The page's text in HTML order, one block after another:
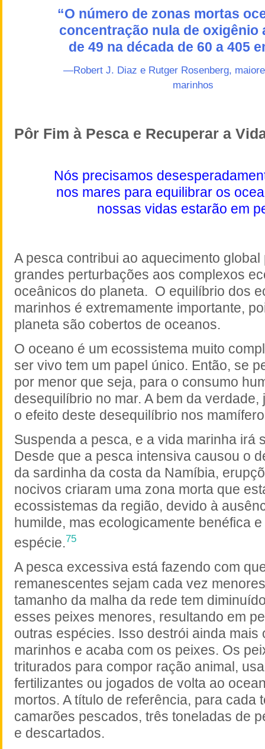
“O número de zonas mortas
concentração nula de oxigênio
de 49 na década de 60 a405
—Robert J. Diaz e Rutger Rosenberg,
marinhos
Pôr Fim à Pesca e Recuperar a
Nós precisamos
nos mares para equilibrar os
nossas vidas estarão em
A pesca contribui ao aquecimento
grandes perturbações aos complexos
oceânicos do planeta. O equilíbrio dos
marinhos é extremamente importante,
planeta são cobertos de oceanos.
O oceano é um ecossistema muito
ser vivo tem um papel único. Então, se
por menor que seja, para o consumo
desequilíbrio no mar. A bem da
o efeito deste desequilíbrio nos
Suspenda a pesca, e a vida marinha irá
Desde que a pesca intensiva causou o
da sardinha da costa da Namíbia,
nocivos criaram uma zona morta que
ecossistemas da região, devido à
humilde, mas ecologicamente benéfica
espécie.75
A pesca excessiva está fazendo com
remanescentes sejam cada vez
tamanho da malha da rede tem
esses peixes menores, resultando em
outras espécies. Isso destrói ainda mais
marinhos e acaba com os peixes. Os
triturados para compor ração animal,
fertilizantes ou jogados de volta ao
mortos. A título de referência, para cada
camarões pescados, três toneladas de
e descartados.